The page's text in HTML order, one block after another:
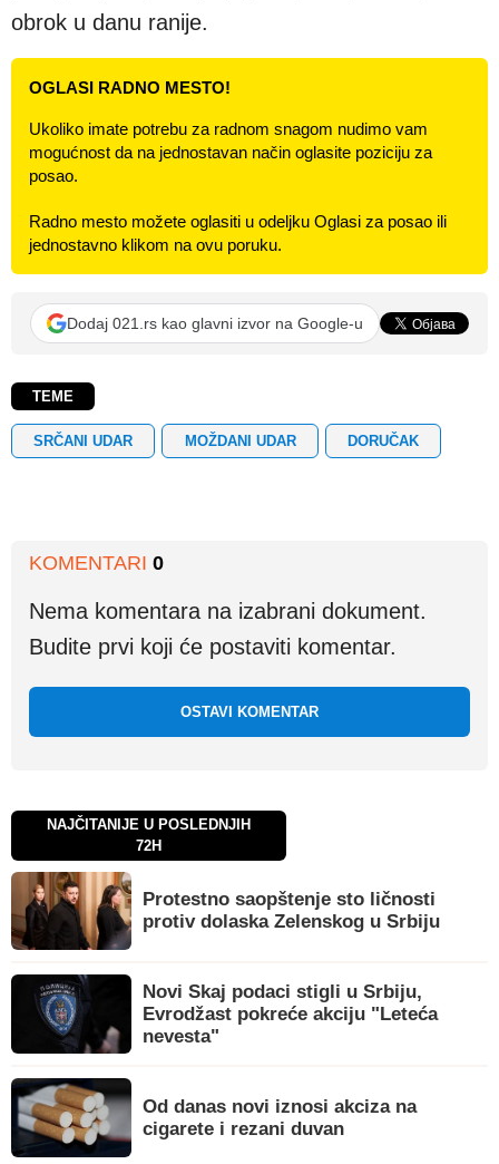
obrok u danu ranije.
OGLASI RADNO MESTO!
Ukoliko imate potrebu za radnom snagom nudimo vam
mogućnost da na jednostavan način oglasite poziciju za
posao.
Radno mesto možete oglasiti u odeljku Oglasi za posao ili
jednostavno klikom na ovu poruku.
Dodaj 021.rs kao glavni izvor na Google-u
TEME
SRČANI UDAR MOŽDANI UDAR DORUČAK
KOMENTARI 0
Nema komentara na izabrani dokument.
Budite prvi koji će postaviti komentar.
OSTAVI KOMENTAR
NAJČITANIJE U POSLEDNJIH
72H
Protestno saopštenje sto ličnosti
protiv dolaska Zelenskog u Srbiju
Novi Skaj podaci stigli u Srbiju,
Evrodžast pokreće akciju "Leteća
nevesta"
Od danas novi iznosi akciza na
cigarete i rezani duvan